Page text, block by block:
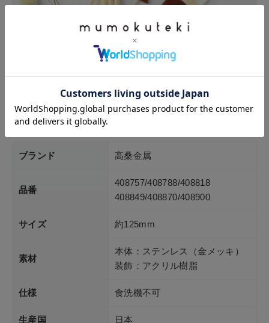
ご自宅用はもちろん、贈り物にもおすすめです。
ブランド 高桑金属
品番
408757/408788/408818
408849/408870/408900
サイズ 約125mm
素材
本体：ステンレス（金メッキ）
装飾：アクリル樹脂
仕様 食洗機不可
生産国 日本